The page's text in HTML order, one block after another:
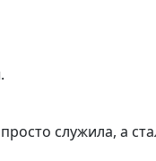
служила, а